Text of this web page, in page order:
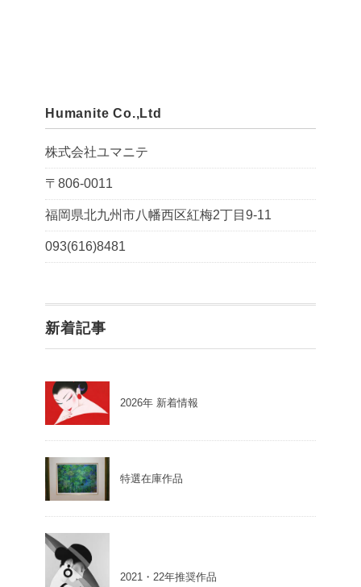
Humanite Co.,Ltd
株式会社ユマニテ
〒806-0011
福岡県北九州市八幡西区紅梅2丁目9-11
093(616)8481
新着記事
2026年 新着情報
特選在庫作品
2021・22年推奨作品